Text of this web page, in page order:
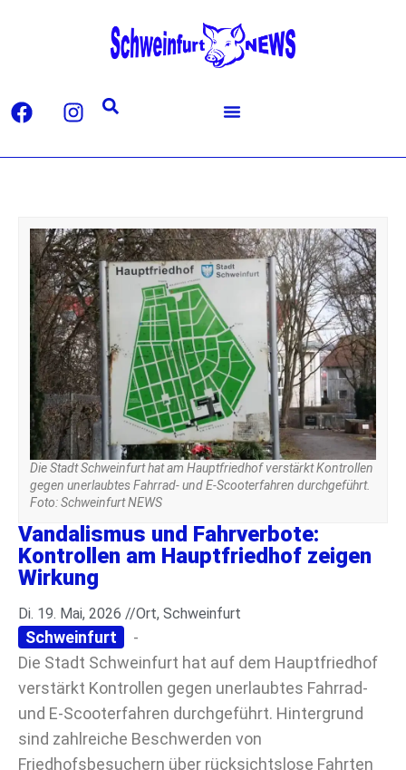
Die Stadt Schweinfurt hat am Hauptfriedhof verstärkt Kontrollen
gegen unerlaubtes Fahrrad- und E-Scooterfahren durchgeführt.
Foto: Schweinfurt NEWS
Vandalismus und Fahrverbote:
Kontrollen am Hauptfriedhof zeigen
Wirkung
Di. 19. Mai, 2026 //Ort, Schweinfurt
Schweinfurt
-
Die Stadt Schweinfurt hat auf dem Hauptfriedhof
verstärkt Kontrollen gegen unerlaubtes Fahrrad-
und E-Scooterfahren durchgeführt. Hintergrund
sind zahlreiche Beschwerden von
Friedhofsbesuchern über rücksichtslose Fahrten